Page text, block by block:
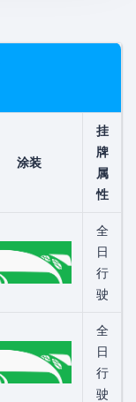
涂装
挂
牌
属
性
全
日
行
驶
全
日
行
驶